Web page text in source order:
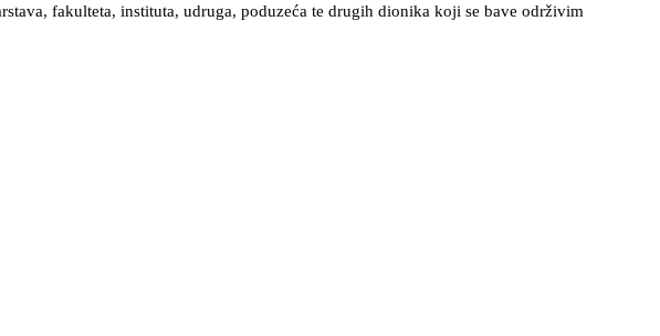
fakulteta, instituta, udruga, poduzeća te drugih dionika koji se bave održivim